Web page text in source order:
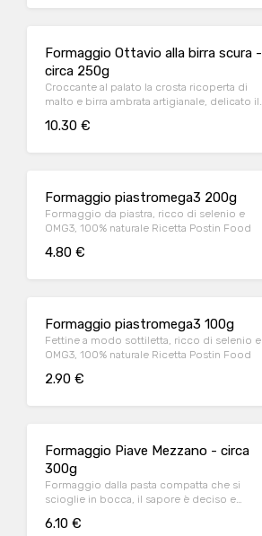
Formaggio Ottavio alla birra scura -
circa 250g
Croccante al palato la crosta ricoperta di
malto e birra ambrata artigianale, delicato il
frutta secca e marzapane della birra e del
10.30 €
Formaggio piastromega3 200g
Formaggio da piastra, ricco di selenio e
OMG3, 100% naturale Ricetta Postin Food
4.80 €
Formaggio piastromega3 100g
Fettine a modo sottiletta, ricco di selenio e
OMG3, 100% naturale Ricetta Postin Food
2.90 €
Formaggio Piave Mezzano - circa
300g
Formaggio dalla pasta compatta che si
scioglie in bocca, il sapore è deciso e
e lo yogurt. Perfetto come piatto unico, a
6.10 €